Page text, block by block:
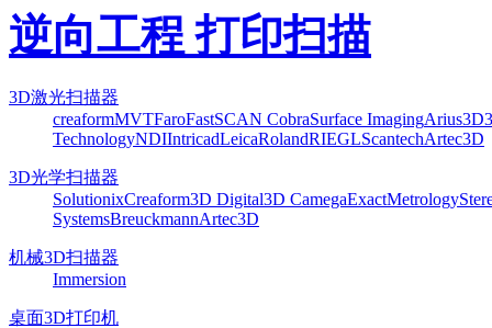
逆向工程 打印扫描
3D激光扫描器
creaformMVTFaroFastSCAN CobraSurface ImagingArius3D
TechnologyNDIIntricadLeicaRolandRIEGLScantechArtec3D
3D光学扫描器
SolutionixCreaform3D Digital3D CamegaExactMetrology
SystemsBreuckmannArtec3D
机械3D扫描器
Immersion
桌面3D打印机